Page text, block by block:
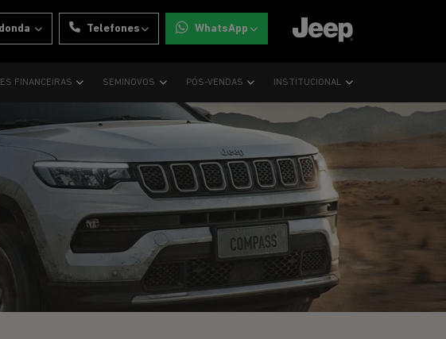
Telefones WhatsApp
FINANCEIRAS SEMINOVOS PÓS-VENDAS INSTITUCIONAL